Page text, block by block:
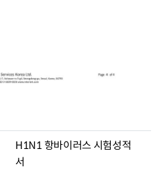
H1N1 항바이러스 시험성적
서